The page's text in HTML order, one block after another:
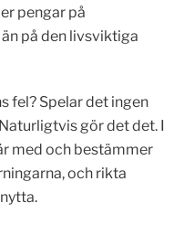
pengar på
på den livsviktiga
fel? Spelar det ingen
gör det det. I
med och bestämmer
och rikta